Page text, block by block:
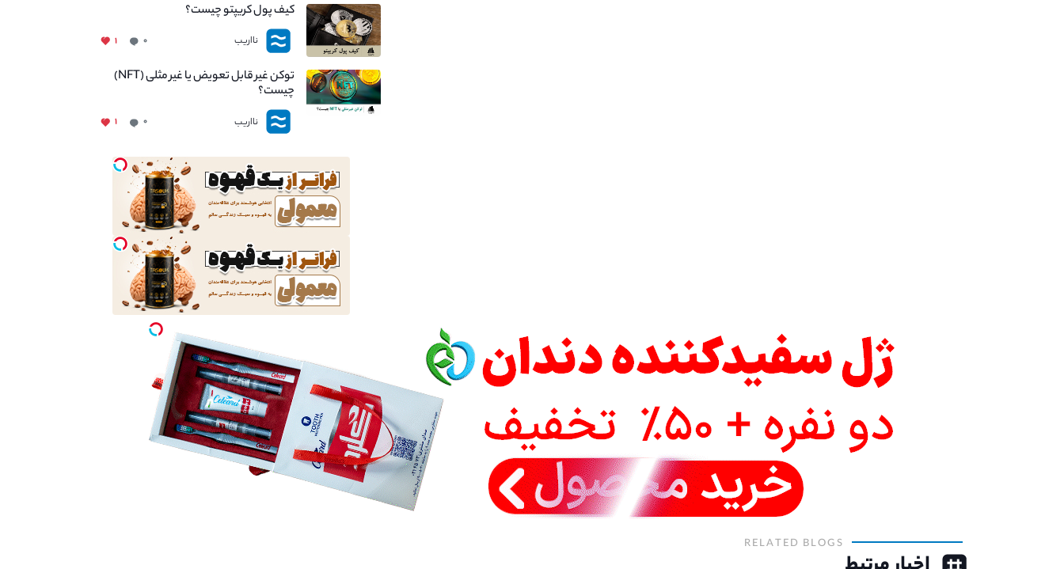
کیف پول کریپتو چیست؟
نااریب ۰ ۱
توکن غیر قابل تعویض یا غیر مثلی (NFT)
چیست؟
نااریب ۰ ۱
RELATED BLOGS